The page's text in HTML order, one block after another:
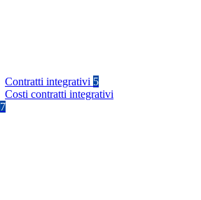
Contratti integrativi 5
Costi contratti integrativi
7